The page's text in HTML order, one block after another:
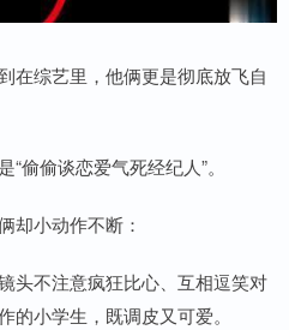
在综艺里，他俩更是彻底放飞自
偷偷谈恋爱气死经纪人”。
却小动作不断：
头不注意疯狂比心、互相逗笑对
小学生，既调皮又可爱。